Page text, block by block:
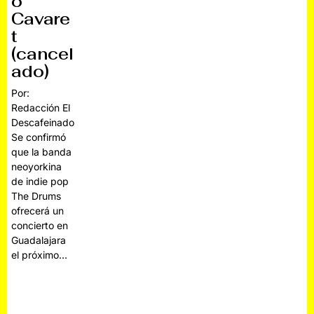
Cavare
t
(cancel
ado)
Por:
Redacción El
Descafeinado
Se confirmó
que la banda
neoyorkina
de indie pop
The Drums
ofrecerá un
concierto en
Guadalajara
el próximo…